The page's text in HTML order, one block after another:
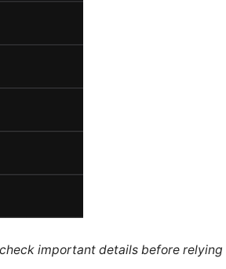
important details before relying